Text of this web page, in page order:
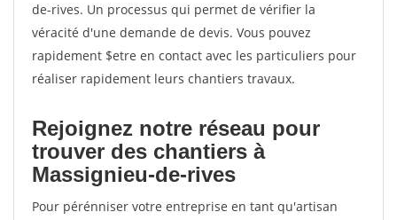
de-rives. Un processus qui permet de vérifier la
véracité d'une demande de devis. Vous pouvez
rapidement $etre en contact avec les particuliers pour
réaliser rapidement leurs chantiers travaux.
Rejoignez notre réseau pour
trouver des chantiers à
Massignieu-de-rives
Pour pérénniser votre entreprise en tant qu'artisan